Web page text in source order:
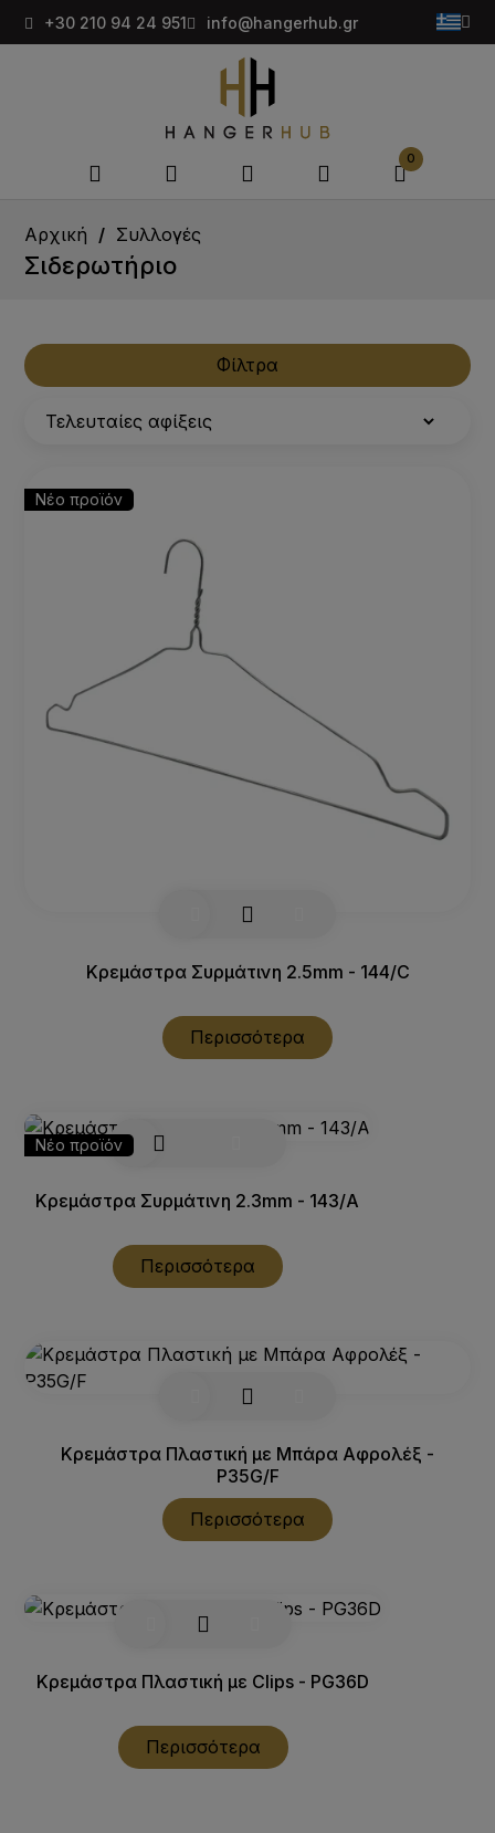
+30 210 94 24 951 info@hangerhub.gr
0
Αρχική Συλλογές
Σιδερωτήριο
Φίλτρα
Νέο προϊόν
Κρεμάστρα Συρμάτινη 2.5mm - 144/C
Περισσότερα
Νέο προϊόν
Κρεμάστρα Συρμάτινη 2.3mm - 143/Α
Περισσότερα
Κρεμάστρα Πλαστική με Μπάρα Αφρολέξ -
P35G/F
Περισσότερα
Κρεμάστρα Πλαστική με Clips - PG36D
Περισσότερα